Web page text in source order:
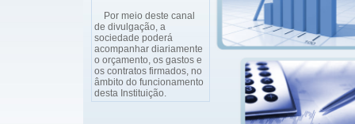
Por meio deste canal
de divulgação, a
sociedade poderá
acompanhar diariamente
o orçamento, os gastos e
os contratos firmados, no
âmbito do funcionamento
desta Instituição.